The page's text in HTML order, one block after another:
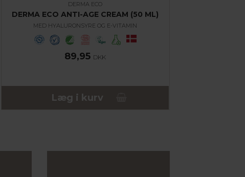
DERMA ECO
DERMA ECO ANTI-AGE CREAM (50 ML)
MED HYALURONSYRE OG E-VITAMIN
89,95 DKK
Læg i kurv